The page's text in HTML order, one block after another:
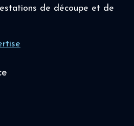
de découpe et de